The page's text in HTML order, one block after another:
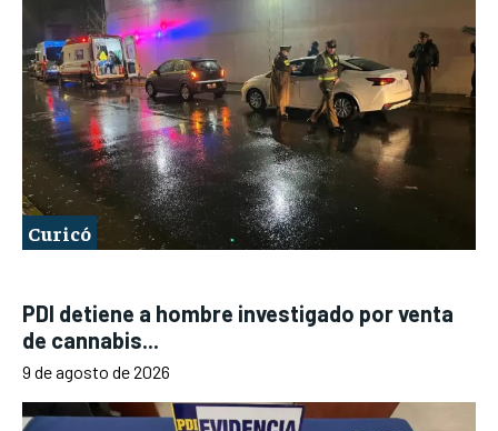
Curicó
PDI detiene a hombre investigado por venta
de cannabis...
9 de agosto de 2026